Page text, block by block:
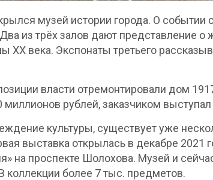
музей истории города. О
из трёх залов дают представление о
XX века. Экспонаты третьего
власти отремонтировали дом
рублей, заказчиком
культуры, существует уже
выставка открылась в декабре 2021
на проспекте Шолохова. Музей и
коллекции более 7 тыс. предметов.